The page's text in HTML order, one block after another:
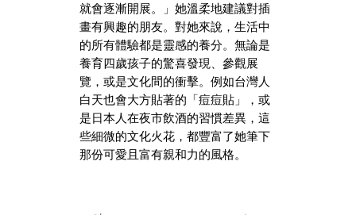
就會逐漸開展。」她溫柔地建議對插
畫有興趣的朋友。對她來說，生活中
的所有體驗都是靈感的養分。無論是
養育四歲孩子的驚喜發現、參觀展
覽，或是文化間的衝擊。例如台灣人
白天也會大方貼著的「痘痘貼」，或
是日本人在夜市飲酒的習慣差異，這
些細微的文化火花，都豐富了她筆下
那份可愛且富有親和力的風格。